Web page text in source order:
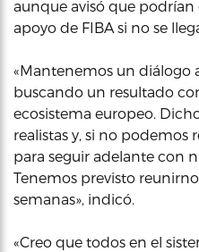
aunque avisó que
apoyo de FIBA si no se
«Mantenemos un diálogo
buscando un resultado
ecosistema europeo.
realistas y, si no podemos
para seguir adelante con
Tenemos previsto
semanas», indicó.
«Creo que todos en el